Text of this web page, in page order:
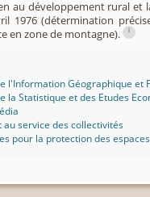
au développement rural et
1976 (détermination
en zone de montagne).
i
l'Information Géographique et
la Statistique et des Etudes
au service des collectivités
pour la protection des